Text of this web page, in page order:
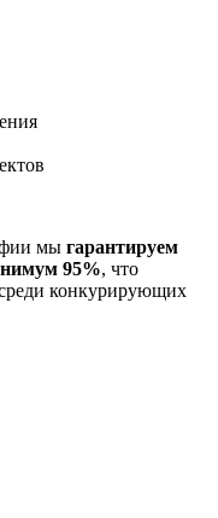
мы гарантируем
95%, что
конкурирующих